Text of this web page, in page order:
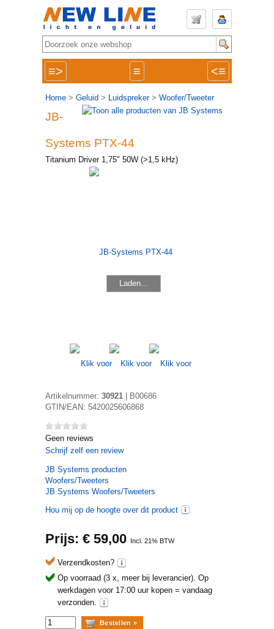
≡> ≡ <≡
Home > Geluid > Luidspreker> Woofer/Tweeter
JB-
Systems PTX-44
Titanium Driver 1,75" 50W (>1,5 kHz)
Laden...
Artikelnummer: 30921
B00686
GTIN/EAN: 5420025606868
Geen reviews
Schrijf zelf een review
JB Systems producten
Woofers/Tweeters
JB Systems Woofers/Tweeters
Hou mij op de hoogte over dit product
Prijs: € 59,00 Incl. 21% BTW
Verzendkosten?
Op voorraad (3 x, meer bij leverancier). Op
werkdagen voor 17:00 uur kopen = vandaag
verzonden.